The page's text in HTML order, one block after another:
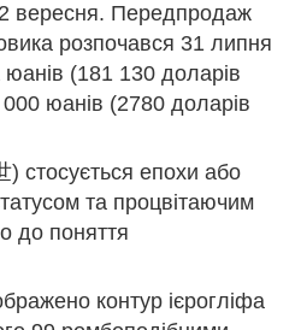
вересня. Передпродаж
розпочався 31 липня
(181 130 доларів
юанів (2780 доларів
) стосується епохи або
та процвітаючим
до поняття
контур ієрогліфа